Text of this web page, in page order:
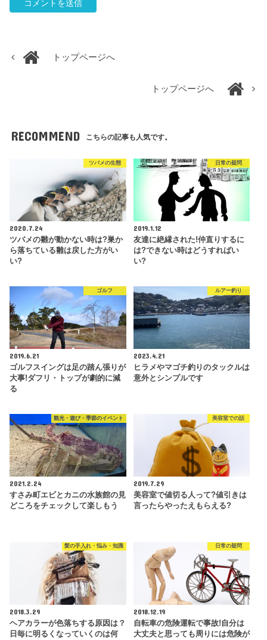
トップページへ
トップページへ
RECOMMEND こちらの記事も人気です。
ツバメの生態
2020.7.24
ツバメの雛が動かない時は?巣か
ら落ちている雛は戻した方がい
い?
日常の疑問
2019.1.12
友達に絶縁された!仲直りするに
は?できない時はどうすればい
い?
ゴルフ
2019.6.21
ゴルフスイングは足の踏ん張りが
大事!ダフリ・トップが劇的に減
る
ルアー釣り
2023.4.21
ヒラメやマゴチ釣りのタックルは
意外とシンプルです
観光・遊び・季節のイベント
2021.2.24
すさみ町エビとカニの水族館の見
どころをチェックして楽しもう
美容室での話
2019.7.29
美容室で値切る人って?値引きは
言ったらやったえもらえる?
髪の手入れ・悩み・知識
2018.3.29
ヘアカラーが色落ちする原因は？
日毎に明るくなっていくのは何
日常の疑問
2018.12.19
自転車の危険運転で事故!自分は
大丈夫と思っても周りには危険が